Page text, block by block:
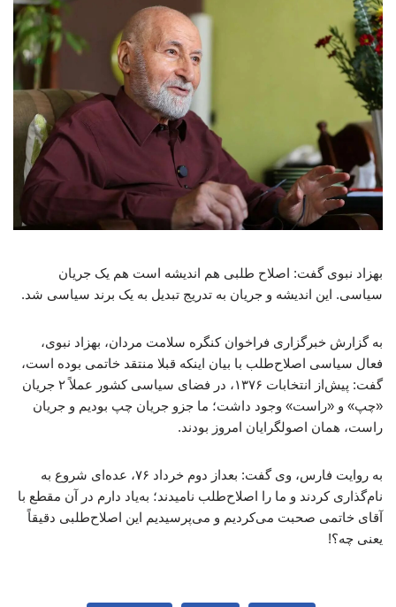
بهزاد نبوی گفت: اصلاح طلبی هم اندیشه است هم یک جریان
سیاسی. این اندیشه و جریان به تدریج تبدیل به یک برند سیاسی شد.
به گزارش خبرگزاری فراخوان کنگره سلامت مردان، بهزاد نبوی،
فعال سیاسی اصلاح‌طلب با بیان اینکه قبلا منتقد خاتمی بوده است،
گفت: پیش‌از انتخابات ۱۳۷۶، در فضای سیاسی کشور عملاً ۲ جریان
«چپ» و «راست» وجود داشت؛ ما جزو جریان چپ بودیم و جریان
راست، همان اصولگرایان امروز بودند.
به روایت فارس، وی گفت: بعداز دوم خرداد ۷۶، عده‌ای شروع به
نام‌گذاری کردند و ما را اصلاح‌طلب نامیدند؛ به‌یاد دارم در آن مقطع با
آقای خاتمی صحبت می‌کردیم و می‌پرسیدیم این اصلاح‌طلبی دقیقاً
یعنی چه؟!